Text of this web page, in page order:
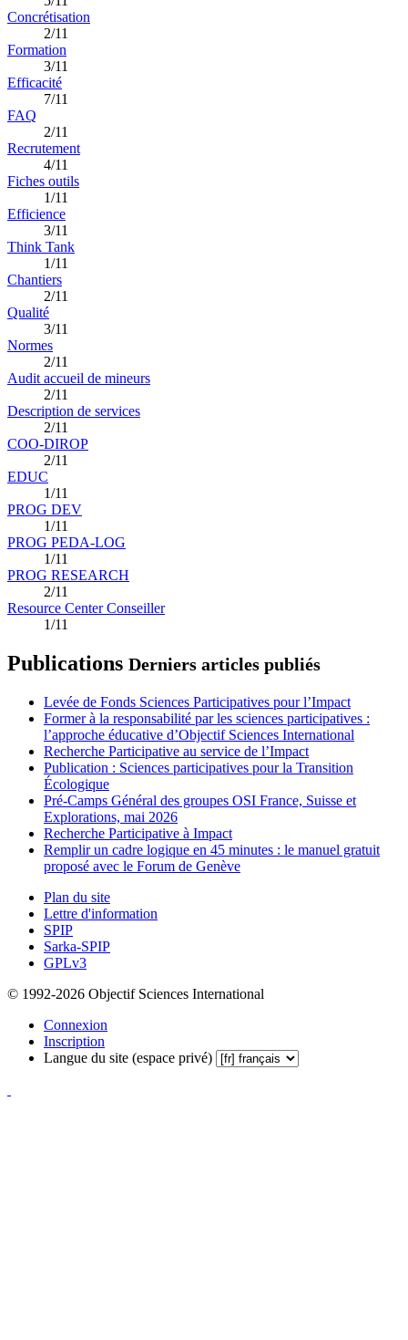
Concrétisation
2/11
Formation
3/11
Efficacité
7/11
FAQ
2/11
Recrutement
4/11
Fiches outils
1/11
Efficience
3/11
Think Tank
1/11
Chantiers
2/11
Qualité
3/11
Normes
2/11
Audit accueil de mineurs
2/11
Description de services
2/11
COO-DIROP
2/11
EDUC
1/11
PROG DEV
1/11
PROG PEDA-LOG
1/11
PROG RESEARCH
2/11
Resource Center Conseiller
1/11
Publications Derniers articles publiés
Levée de Fonds Sciences Participatives pour l’Impact
Former à la responsabilité par les sciences participatives :
l’approche éducative d’Objectif Sciences International
Recherche Participative au service de l’Impact
Publication : Sciences participatives pour la Transition
Écologique
Pré-Camps Général des groupes OSI France, Suisse et
Explorations, mai 2026
Recherche Participative à Impact
Remplir un cadre logique en 45 minutes : le manuel gratuit
proposé avec le Forum de Genève
Plan du site
Lettre d'information
SPIP
Sarka-SPIP
GPLv3
© 1992-2026 Objectif Sciences International
Connexion
Inscription
Langue du site (espace privé)